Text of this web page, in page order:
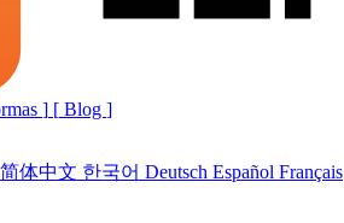
] [ Blog ]
简体中文 한국어 Deutsch Español Français